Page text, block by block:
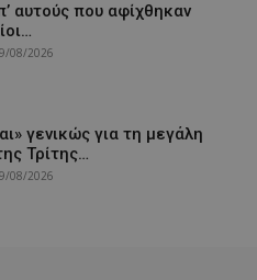
αυτούς που αφίχθηκαν
08/2026
γενικώς για τη μεγάλη
Τρίτης…
08/2026